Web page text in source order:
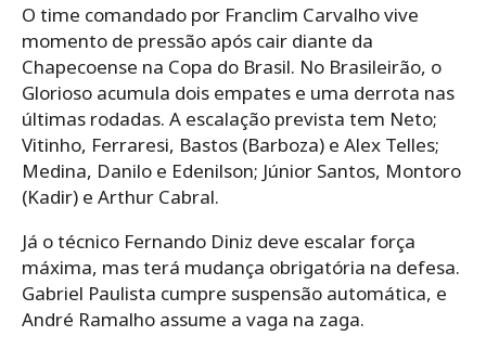
O time comandado por Franclim Carvalho vive
momento de pressão após cair diante da
Chapecoense na Copa do Brasil. No Brasileirão, o
Glorioso acumula dois empates e uma derrota nas
últimas rodadas. A escalação prevista tem Neto;
Vitinho, Ferraresi, Bastos (Barboza) e Alex Telles;
Medina, Danilo e Edenilson; Júnior Santos, Montoro
(Kadir) e Arthur Cabral.
Já o técnico Fernando Diniz deve escalar força
máxima, mas terá mudança obrigatória na defesa.
Gabriel Paulista cumpre suspensão automática, e
André Ramalho assume a vaga na zaga.